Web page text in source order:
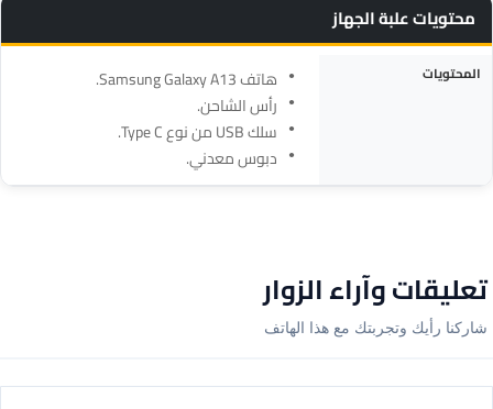
محتويات علبة الجهاز
المواصفة
المحتويات
هاتف Samsung Galaxy A13.
رأس الشاحن.
سلك USB من نوع Type C.
دبوس معدني.
تعليقات وآراء الزوار
شاركنا رأيك وتجربتك مع هذا الهاتف